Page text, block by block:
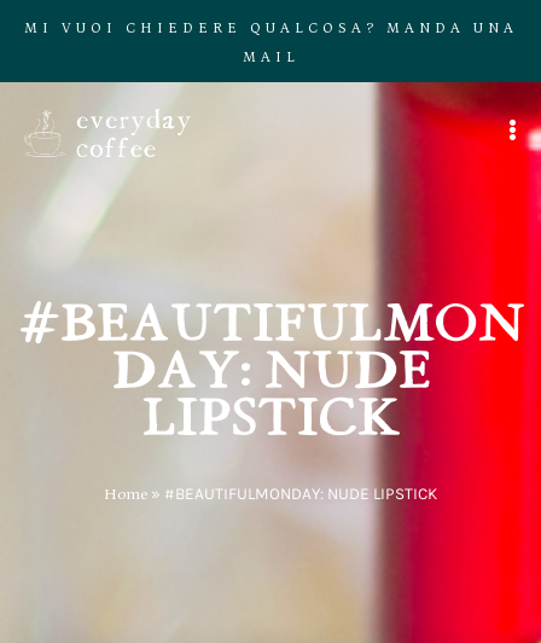
MI VUOI CHIEDERE QUALCOSA? MANDA UNA
MAIL
#BEAUTIFULMON
DAY: NUDE
LIPSTICK
Home » #BEAUTIFULMONDAY: NUDE LIPSTICK